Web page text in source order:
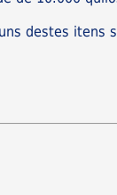
destes itens